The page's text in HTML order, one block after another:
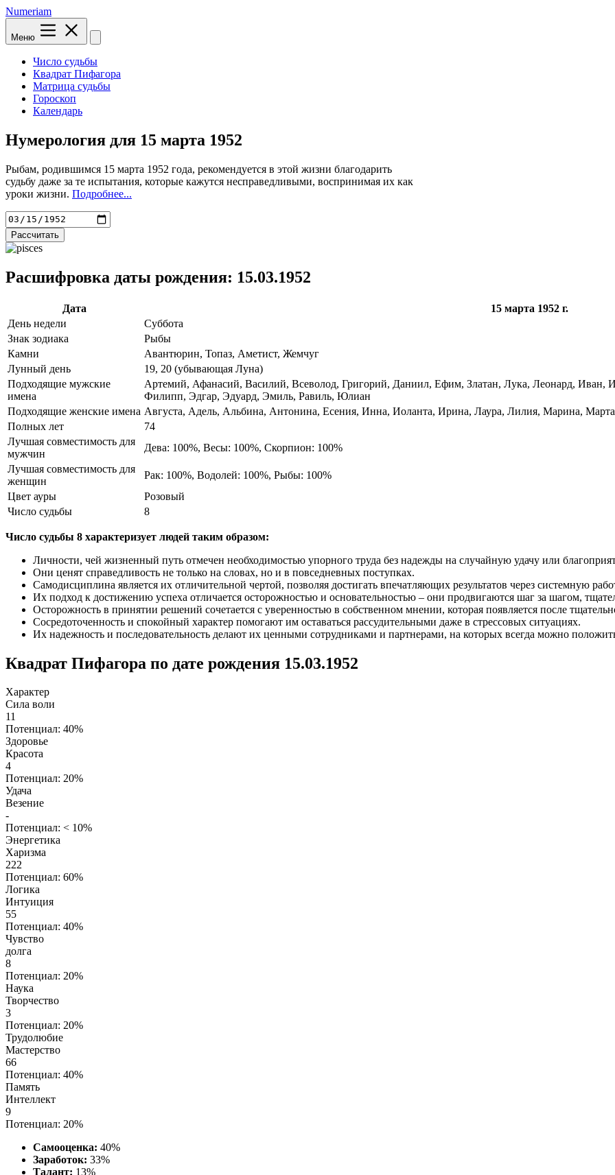
Numeriam
Меню
Число судьбы
Квадрат Пифагора
Матрица судьбы
Гороскоп
Календарь
Нумерология для 15 марта 1952
Рыбам, родившимся 15 марта 1952 года, рекомендуется в этой жизни благодарить
судьбу даже за те испытания, которые кажутся несправедливыми, воспринимая их как
уроки жизни. Подробнее...
Рассчитать
Расшифровка даты рождения: 15.03.1952
Дата
15 марта 1952 г.
День недели
Суббота
Знак зодиака
Рыбы
Камни
Авантюрин, Топаз, Аметист, Жемчуг
Лунный день
19, 20 (убывающая Луна)
Подходящие мужские
имена
Артемий, Афанасий, Василий, Всеволод, Григорий, Даниил, Ефим, Златан, Лука, Леонард,
Филипп, Эдгар, Эдуард, Эмиль, Равиль, Юлиан
Подходящие женские имена Августа, Адель, Альбина, Антонина, Есения, Инна, Иоланта, Ирина, Лаура, Лилия, Марина,
Полных лет
74
Лучшая совместимость для
мужчин
Дева: 100%, Весы: 100%, Скорпион: 100%
Лучшая совместимость для
женщин
Рак: 100%, Водолей: 100%, Рыбы: 100%
Цвет ауры
Розовый
Число судьбы
8
Число судьбы 8 характеризует людей таким образом:
Личности, чей жизненный путь отмечен необходимостью упорного труда без надежды на случайную удачу или
Они ценят справедливость не только на словах, но и в повседневных поступках.
Самодисциплина является их отличительной чертой, позволяя достигать впечатляющих результатов через системную
Их подход к достижению успеха отличается осторожностью и основательностью – они продвигаются шаг за шагом,
Осторожность в принятии решений сочетается с уверенностью в собственном мнении, которая появляется после
Сосредоточенность и спокойный характер помогают им оставаться рассудительными даже в стрессовых ситуациях.
Их надежность и последовательность делают их ценными сотрудниками и партнерами, на которых всегда можно
Квадрат Пифагора по дате рождения 15.03.1952
Характер
Сила воли
11
Потенциал: 40%
Здоровье
Красота
4
Потенциал: 20%
Удача
Везение
-
Потенциал: < 10%
Энергетика
Харизма
222
Потенциал: 60%
Логика
Интуиция
55
Потенциал: 40%
Чувство
долга
8
Потенциал: 20%
Наука
Творчество
3
Потенциал: 20%
Трудолюбие
Мастерство
66
Потенциал: 40%
Память
Интеллект
9
Потенциал: 20%
Самооценка: 40%
Заработок: 33%
Талант: 13%